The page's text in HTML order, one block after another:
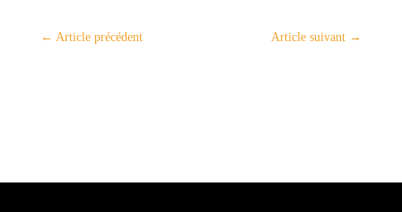
← Article précédent Article suivant →